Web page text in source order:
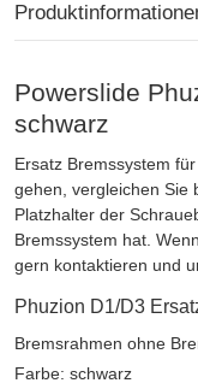
Powerslide
schwarz
Ersatz Bremssystem
gehen, vergleichen Sie
Platzhalter der
Bremssystem hat.
gern kontaktieren und
Phuzion D1/D3
Bremsrahmen ohne
Farbe: schwarz